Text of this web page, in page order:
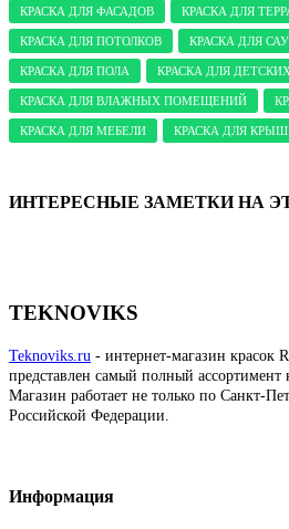
КРАСКА ДЛЯ ФАСАДОВ КРАСКА ДЛЯ
КРАСКА ДЛЯ ПОТОЛКОВ КРАСКА ДЛЯ
КРАСКА ДЛЯ ПОЛА КРАСКА ДЛЯ
КРАСКА ДЛЯ ВЛАЖНЫХ ПОМЕЩЕНИЙ
КРАСКА ДЛЯ МЕБЕЛИ КРАСКА ДЛЯ КРЫШ
ИНТЕРЕСНЫЕ ЗАМЕТКИ НА
TEKNOVIKS
Teknoviks.ru - интернет-магазин красок
представлен самый полный ассортимент
Магазин работает не только по Санкт-
Российской Федерации.
Информация